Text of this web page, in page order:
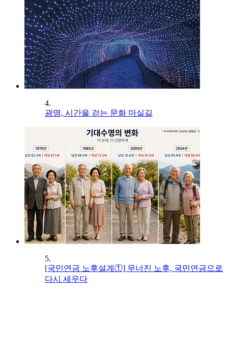
4.
광명, 시간을 걷는 문화 마실길
5.
[국민연금 노후설계①] 무너진 노후, 국민연금으로
다시 세우다